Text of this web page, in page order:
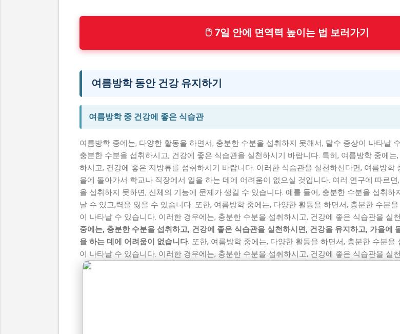
🖱 7일 안에 면역력 높이는 법 보러가기
여름방학 동안 건강 유지하기
여름방학 중 건강에 좋은 식습관
여름방학 중에는, 다양한 활동을 하면서, 충분한 수분을 섭취하지 못해서, 탈수 증상이 나타날
충분한 수분을 섭취하시고, 건강에 좋은 식습관을 실천하시기 바랍니다. 특히, 여름방학 중에는
하시고, 건강에 좋은 지방류를 섭취하시기 바랍니다. 이러한 식습관을 실천하신다면, 여름방학
을에 돌아가서 학교나 직장에서 일을 하는 데에 어려움이 없으실 것입니다. 여러 연구에 따르
을 섭취하지 못하면, 신체의 기능에 문제가 생길 수 있습니다. 예를 들어, 충분한 수분을 섭취하
날 수 있고,력을 잃을 수 있습니다. 또한, 여름방학 중에는, 다양한 활동을 하면서, 충분한 수분
이 나타날 수 있습니다. 이러한 경우에는, 충분한 수분을 섭취하시고, 건강에 좋은 식습관을 실
중에는, 충분한 수분을 섭취하고, 건강에 좋은 식습관을 실천하시면, 건강을 유지하고, 가을에
을 하는 데에 어려움이 없습니다. 또한, 여름방학 중에는, 다양한 활동을 하면서, 충분한 수분을
이 나타날 수 있습니다. 이러한 경우에는, 충분한 수분을 섭취하시고, 건강에 좋은 식습관을 실